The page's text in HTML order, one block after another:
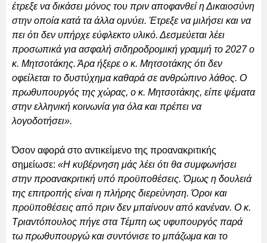
έτρεξε να δικάσει μόνος του πριν αποφανθεί η Δικαιοσύνη
στην οποία κατά τα άλλα ομνύει. Έτρεξε να μιλήσει και να
πει ότι δεν υπήρχε εύφλεκτο υλικό. Δεσμεύεται λέει
προσωπικά για ασφαλή σιδηροδρομική γραμμή το 2027 ο
κ. Μητσοτάκης. Άρα ήξερε ο κ. Μητσοτάκης ότι δεν
οφείλεται το δυστύχημα καθαρά σε ανθρώπινο λάθος. Ο
πρωθυπουργός της χώρας, ο κ. Μητσοτάκης, είπε ψέματα
στην ελληνική κοινωνία για όλα και πρέπει να
λογοδοτήσει».
Όσον αφορά στο αντικείμενο της προανακριτικής
σημείωσε: «Η κυβέρνηση μάς λέει ότι θα συμφωνήσει
στην προανακριτική υπό προϋποθέσεις. Όμως η δουλειά
της επιτροπής είναι η πλήρης διερεύνηση. Όροι και
προϋποθέσεις από πριν δεν μπαίνουν από κανέναν. Ο κ.
Τριαντόπουλος πήγε στα Τέμπη ως υφυπουργός παρά
τω πρωθυπουργώ και συντόνισε το μπάζωμα και το